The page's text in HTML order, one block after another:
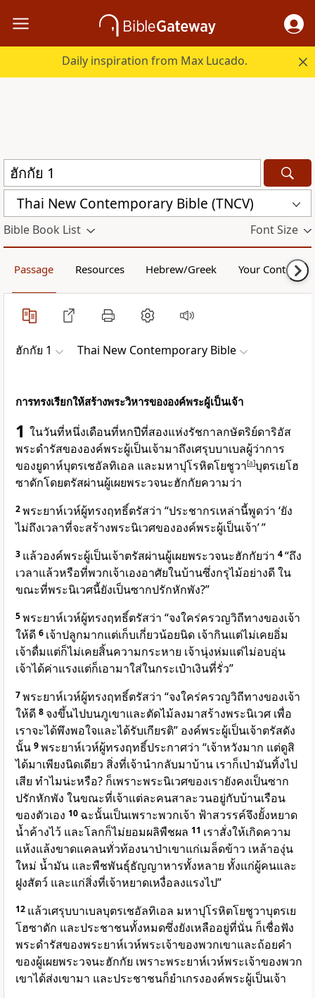
Daily inspiration from Max Lucado.
Thai New Contemporary Bible (TNCV)
Bible Book List Font Size
Passage Resources Hebrew/Greek Your Content
ฮักกัย 1 Thai New Contemporary Bible
การทรงเรียกให้สร้างพระวิหารขององค์พระผู้เป็นเจ้า
1 ในวันที่หนึ่งเดือนที่หกปีที่สองแห่งรัชกาลกษัตริย์ดาริอัส
พระดำรัสขององค์พระผู้เป็นเจ้ามาถึงเศรุบบาเบลผู้ว่าการ
ของยูดาห์บุตรเชอัลทิเอล และมหาปุโรหิตโยชูวา[a]บุตรเยโฮ
ซาดักโดยตรัสผ่านผู้เผยพระวจนะฮักกัยความว่า
2พระยาห์เวห์ผู้ทรงฤทธิ์ตรัสว่า “ประชากรเหล่านี้พูดว่า ‘ยัง
ไม่ถึงเวลาที่จะสร้างพระนิเวศขององค์พระผู้เป็นเจ้า’ ”
3 แล้วองค์พระผู้เป็นเจ้าตรัสผ่านผู้เผยพระวจนะฮักกัยว่า 4“ถึง
เวลาแล้วหรือที่พวกเจ้าเองอาศัยในบ้านซึ่งกรุไม้อย่างดี ใน
ขณะที่พระนิเวศนี้ยังเป็นซากปรักหักพัง?”
5พระยาห์เวห์ผู้ทรงฤทธิ์ตรัสว่า “จงใคร่ครวญวิถีทางของเจ้า
ให้ดี 6 เจ้าปลูกมากแต่เก็บเกี่ยวน้อยนิด เจ้ากินแต่ไม่เคยอิ่ม
เจ้าดื่มแต่ก็ไม่เคยสิ้นความกระหาย เจ้านุ่งห่มแต่ไม่อบอุ่น
เจ้าได้ค่าแรงแต่ก็เอามาใส่ในกระเป๋าเงินที่รั่ว”
7พระยาห์เวห์ผู้ทรงฤทธิ์ตรัสว่า “จงใคร่ครวญวิถีทางของเจ้า
ให้ดี 8 จงขึ้นไปบนภูเขาและตัดไม้ลงมาสร้างพระนิเวศ เพื่อ
เราจะได้พึงพอใจและได้รับเกียรติ” องค์พระผู้เป็นเจ้าตรัสดัง
นั้น 9พระยาห์เวห์ผู้ทรงฤทธิ์ประกาศว่า “เจ้าหวังมาก แต่ดูสิ
ได้มาเพียงนิดเดียว สิ่งที่เจ้านำกลับมาบ้าน เราก็เป่ามันทิ้งไป
เสีย ทำไมน่ะหรือ? ก็เพราะพระนิเวศของเรายังคงเป็นซาก
ปรักหักพัง ในขณะที่เจ้าแต่ละคนสาละวนอยู่กับบ้านเรือน
ของตัวเอง 10 ฉะนั้นเป็นเพราะพวกเจ้า ฟ้าสวรรค์จึงยั้งหยาด
น้ำค้างไว้ และโลกก็ไม่ยอมผลิพืชผล 11 เราสั่งให้เกิดความ
แห้งแล้งขาดแคลนทั่วท้องนาป่าเขาแก่เมล็ดข้าว เหล้าองุ่น
ใหม่ น้ำมัน และพืชพันธุ์ธัญญาหารทั้งหลาย ทั้งแก่ผู้คนและ
ฝูงสัตว์ และแก่สิ่งที่เจ้าหยาดเหงื่อลงแรงไป”
12 แล้วเศรุบบาเบลบุตรเชอัลทิเอล มหาปุโรหิตโยชูวาบุตรเย
โฮซาดัก และประชาชนทั้งหมดซึ่งยังเหลืออยู่ที่นั่น ก็เชื่อฟัง
พระดำรัสของพระยาห์เวห์พระเจ้าของพวกเขาและถ้อยคำ
ของผู้เผยพระวจนะฮักกัย เพราะพระยาห์เวห์พระเจ้าของพวก
เขาได้ส่งเขามา และประชาชนก็ยำเกรงองค์พระผู้เป็นเจ้า